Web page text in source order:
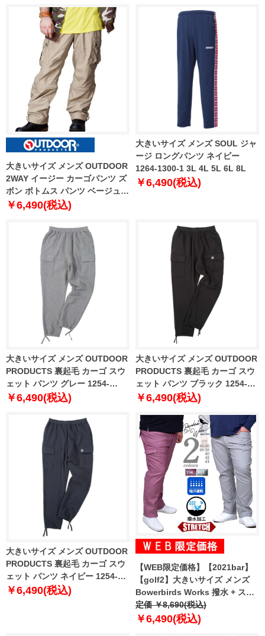
大きいサイズ メンズ OUTDOOR
2WAY イージー カーゴパンツ ズ
ボン ボトムス パンツ ベージュ
1154-5500-1 3L 4L 5L 6L 7L 8L
￥6,490(税込)
大きいサイズ メンズ SOUL ジャ
ージ ロングパンツ ネイビー
1264-1300-1 3L 4L 5L 6L 8L
￥6,490(税込)
大きいサイズ メンズ OUTDOOR
PRODUCTS 裏起毛 カーゴ スウ
ェット パンツ グレー 1254-
5350-1 3L 4L 5L 6L 7L 8L
￥6,490(税込)
大きいサイズ メンズ OUTDOOR
PRODUCTS 裏起毛 カーゴ スウ
ェット パンツ ブラック 1254-
5350-2 3L 4L 5L 6L 7L 8L
￥6,490(税込)
大きいサイズ メンズ OUTDOOR
PRODUCTS 裏起毛 カーゴ スウ
ェット パンツ ネイビー 1254-
5350-3 3L 4L 5L 6L 7L 8L
￥6,490(税込)
【WEB限定価格】【2021bar】
【golf2】大きいサイズ メンズ
Bowerbirds Works 撥水 + スト
レッチ ヘリンボーン パンツ 吸汗
速乾 azp-1283
定価 ￥8,690(税込)
￥6,490(税込)